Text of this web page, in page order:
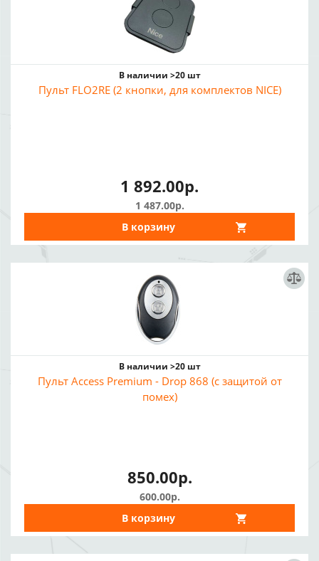
В наличии >20 шт
Пульт FLO2RE (2 кнопки, для комплектов NICE)
1 892.00р.
1 487.00р.
В корзину
В наличии >20 шт
Пульт Access Premium - Drop 868 (с защитой от
помех)
850.00р.
600.00р.
В корзину